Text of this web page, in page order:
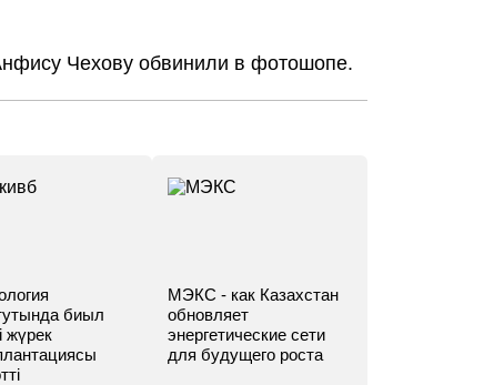
Чехову обвинили в фотошопе.
биыл
жүрек
МЭКС - как Казахстан
обновляет
энергетические сети
для будущего роста